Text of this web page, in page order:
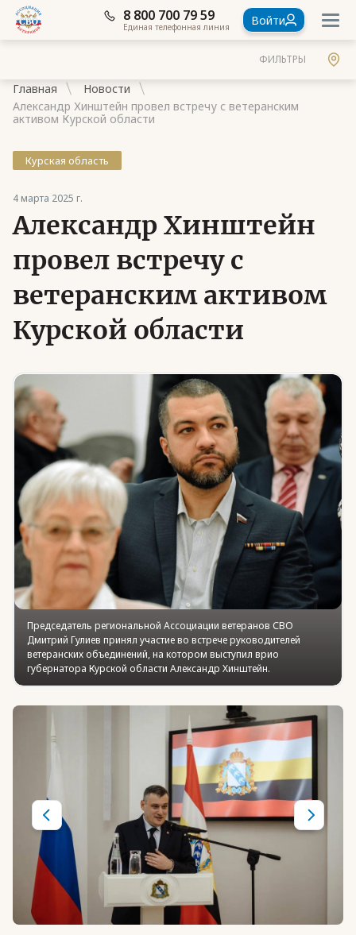
8 800 700 79 59
Единая телефонная линия Войти
ФИЛЬТРЫ
Главная
Новости
Александр Хинштейн провел встречу с ветеранским
активом Курской области
Курская область
4 марта 2025 г.
Александр Хинштейн
провел встречу с
ветеранским активом
Курской области
Председатель региональной Ассоциации ветеранов СВО
Дмитрий Гулиев принял участие во встрече руководителей
ветеранских объединений, на котором выступил врио
губернатора Курской области Александр Хинштейн.
Контакты
Стать членом Ассоциации ветеранов СВО
Ассоциация в субъектах России
Частые вопросы
Юридическая помощь
Региональные меры поддержки